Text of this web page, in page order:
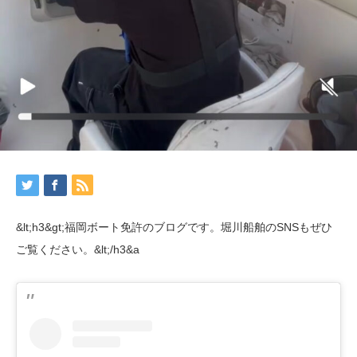
&lt;h3&gt;福岡ボート免許のブログです。堀川船舶のSNSもぜひ
ご覧ください。&lt;/h3&a